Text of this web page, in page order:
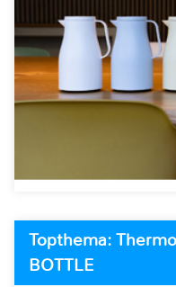
Topthema:
BOTTLE